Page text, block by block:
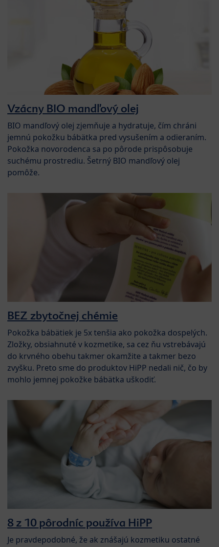
Vzácny BIO mandľový olej
BIO mandľový olej zjemňuje a hydratuje, čím chráni
jemnú pokožku bábätka pred vysušením a odieraním.
Pokožka novorodenca sa po pôrode prispôsobuje
suchému prostrediu. Šetrný BIO mandľový olej
pomôže.
BEZ zbytočnej chémie
Pokožka bábätiek je 5x tenšia ako pokožka dospelých.
Zložky, obsiahnuté v kozmetike, sa cez ňu vstrebávajú
do krvného obehu takmer okamžite a takmer bezo
zvyšku. Preto sme do produktov HiPP nedali nič, čo by
mohlo jemnej pokožke bábätka uškodiť.
8 z 10 pôrodníc používa HiPP
Je pravdepodobné, že ak znášajú kozmetiku ostatné